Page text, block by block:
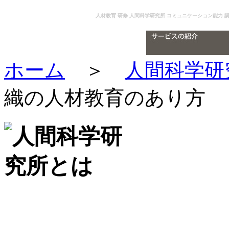
人材教育 研修 人間科学研究所 コミュニケーション能力
ホーム ＞
人間科学
織の人材教育のあり方